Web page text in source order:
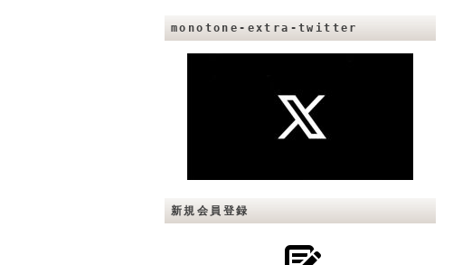
monotone-extra-twitter
新規会員登録